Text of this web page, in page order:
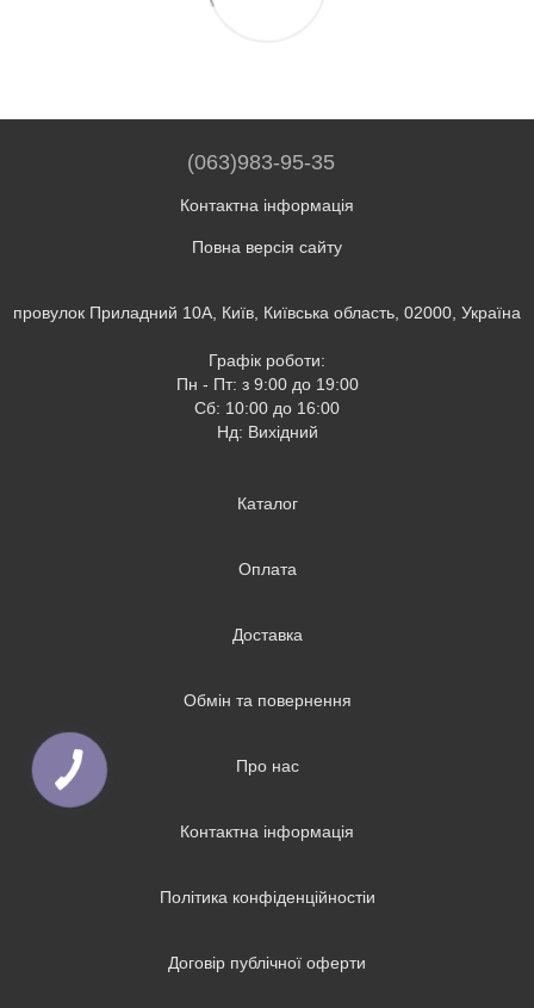
(063)983-95-35
Контактна інформація
Повна версія сайту
провулок Приладний 10А, Київ, Київська область, 02000, Україна
Графік роботи:
Пн - Пт: з 9:00 до 19:00
Сб: 10:00 до 16:00
Нд: Вихідний
Каталог
Оплата
Доставка
Обмін та повернення
Про нас
Контактна інформація
Політика конфіденційностіи
Договір публічної оферти